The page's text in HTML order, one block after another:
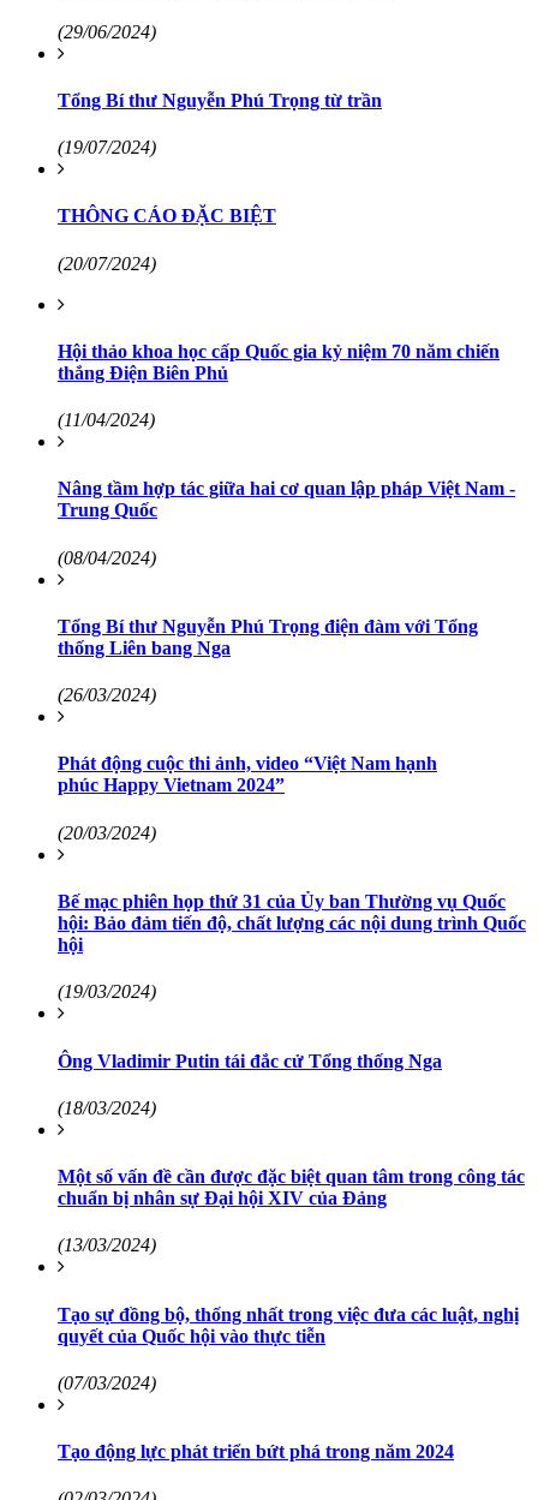
(29/06/2024)
Tổng Bí thư Nguyễn Phú Trọng từ trần
(19/07/2024)
THÔNG CÁO ĐẶC BIỆT
(20/07/2024)
Hội thảo khoa học cấp Quốc gia kỷ niệm 70 năm chiến
thắng Điện Biên Phủ
(11/04/2024)
Nâng tầm hợp tác giữa hai cơ quan lập pháp Việt Nam -
Trung Quốc
(08/04/2024)
Tổng Bí thư Nguyễn Phú Trọng điện đàm với Tổng
thống Liên bang Nga
(26/03/2024)
Phát động cuộc thi ảnh, video “Việt Nam hạnh
phúc Happy Vietnam 2024”
(20/03/2024)
Bế mạc phiên họp thứ 31 của Ủy ban Thường vụ Quốc
hội: Bảo đảm tiến độ, chất lượng các nội dung trình Quốc
hội
(19/03/2024)
Ông Vladimir Putin tái đắc cử Tổng thống Nga
(18/03/2024)
Một số vấn đề cần được đặc biệt quan tâm trong công tác
chuẩn bị nhân sự Đại hội XIV của Đảng
(13/03/2024)
Tạo sự đồng bộ, thống nhất trong việc đưa các luật, nghị
quyết của Quốc hội vào thực tiễn
(07/03/2024)
Tạo động lực phát triển bứt phá trong năm 2024